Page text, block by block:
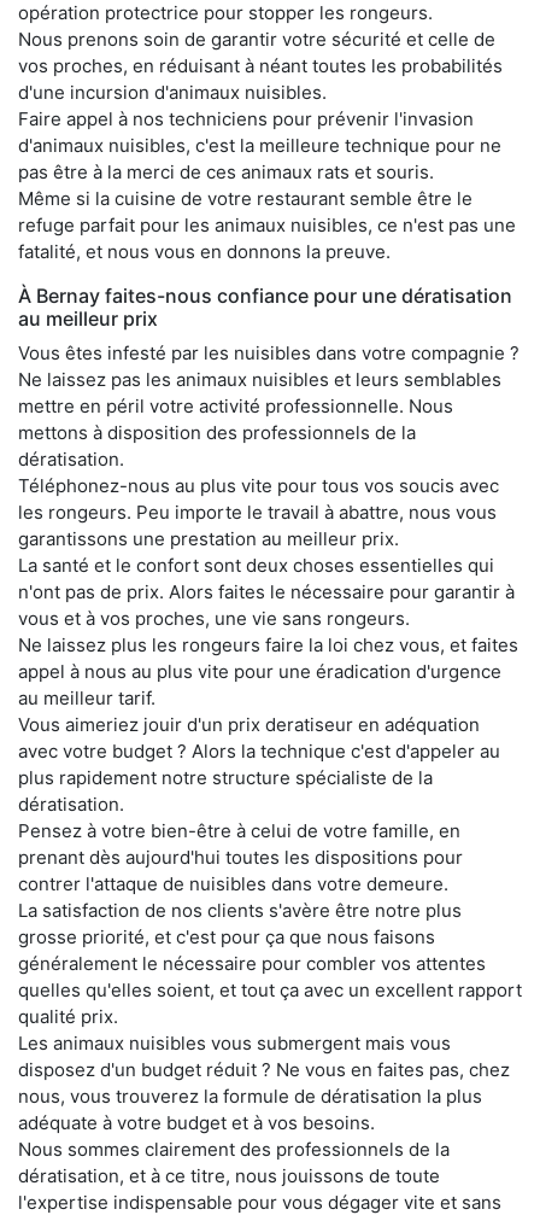
opération protectrice pour stopper les rongeurs.
Nous prenons soin de garantir votre sécurité et celle de
vos proches, en réduisant à néant toutes les probabilités
d'une incursion d'animaux nuisibles.
Faire appel à nos techniciens pour prévenir l'invasion
d'animaux nuisibles, c'est la meilleure technique pour ne
pas être à la merci de ces animaux rats et souris.
Même si la cuisine de votre restaurant semble être le
refuge parfait pour les animaux nuisibles, ce n'est pas une
fatalité, et nous vous en donnons la preuve.
À Bernay faites-nous confiance pour une dératisation
au meilleur prix
Vous êtes infesté par les nuisibles dans votre compagnie ?
Ne laissez pas les animaux nuisibles et leurs semblables
mettre en péril votre activité professionnelle. Nous
mettons à disposition des professionnels de la
dératisation.
Téléphonez-nous au plus vite pour tous vos soucis avec
les rongeurs. Peu importe le travail à abattre, nous vous
garantissons une prestation au meilleur prix.
La santé et le confort sont deux choses essentielles qui
n'ont pas de prix. Alors faites le nécessaire pour garantir à
vous et à vos proches, une vie sans rongeurs.
Ne laissez plus les rongeurs faire la loi chez vous, et faites
appel à nous au plus vite pour une éradication d'urgence
au meilleur tarif.
Vous aimeriez jouir d'un prix deratiseur en adéquation
avec votre budget ? Alors la technique c'est d'appeler au
plus rapidement notre structure spécialiste de la
dératisation.
Pensez à votre bien-être à celui de votre famille, en
prenant dès aujourd'hui toutes les dispositions pour
contrer l'attaque de nuisibles dans votre demeure.
La satisfaction de nos clients s'avère être notre plus
grosse priorité, et c'est pour ça que nous faisons
généralement le nécessaire pour combler vos attentes
quelles qu'elles soient, et tout ça avec un excellent rapport
qualité prix.
Les animaux nuisibles vous submergent mais vous
disposez d'un budget réduit ? Ne vous en faites pas, chez
nous, vous trouverez la formule de dératisation la plus
adéquate à votre budget et à vos besoins.
Nous sommes clairement des professionnels de la
dératisation, et à ce titre, nous jouissons de toute
l'expertise indispensable pour vous dégager vite et sans